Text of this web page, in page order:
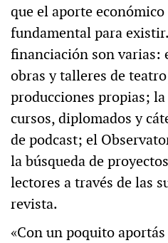
que el aporte económico
fundamental para
financiación son varias:
obras y talleres de
producciones propias;
cursos, diplomados y
de podcast; el
la búsqueda de
lectores a través de las
revista.
«Con un poquito